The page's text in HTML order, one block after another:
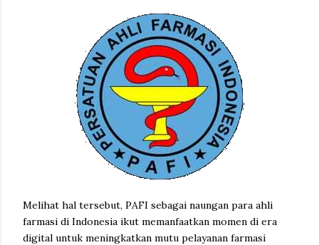
Melihat hal tersebut, PAFI sebagai naungan para ahli
farmasi di Indonesia ikut memanfaatkan momen di era
digital untuk meningkatkan mutu pelayanan farmasi